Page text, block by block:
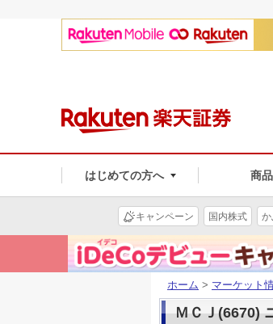
はじめての方へ 商品
キャンペーン 国内株式 か
ホーム > マーケット
ＭＣＪ(6670)